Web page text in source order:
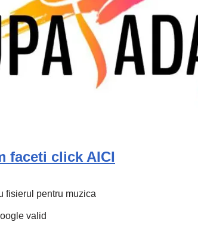
faceti click AICI
fisierul pentru muzica
valid